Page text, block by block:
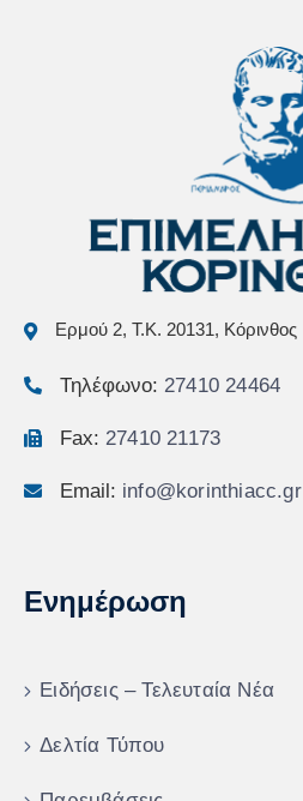
Ερμού 2, Τ.Κ. 20131, Κόρινθος
Τηλέφωνο: 27410 24464
Fax: 27410 21173
Email: info@korinthiacc.gr
Ενημέρωση
Ειδήσεις – Τελευταία Νέα
Δελτία Τύπου